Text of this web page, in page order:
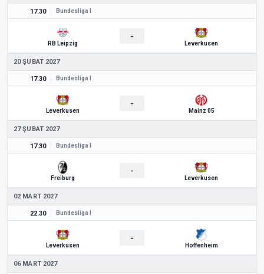
17.30 Bundesliga I
RB Leipzig
-
Leverkusen
20 ŞUBAT 2027
17.30 Bundesliga I
Leverkusen
-
Mainz 05
27 ŞUBAT 2027
17.30 Bundesliga I
Freiburg
-
Leverkusen
02 MART 2027
22.30 Bundesliga I
Leverkusen
-
Hoffenheim
06 MART 2027